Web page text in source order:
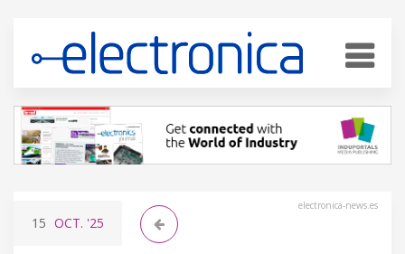
electronica-news.es
15 OCT. '25